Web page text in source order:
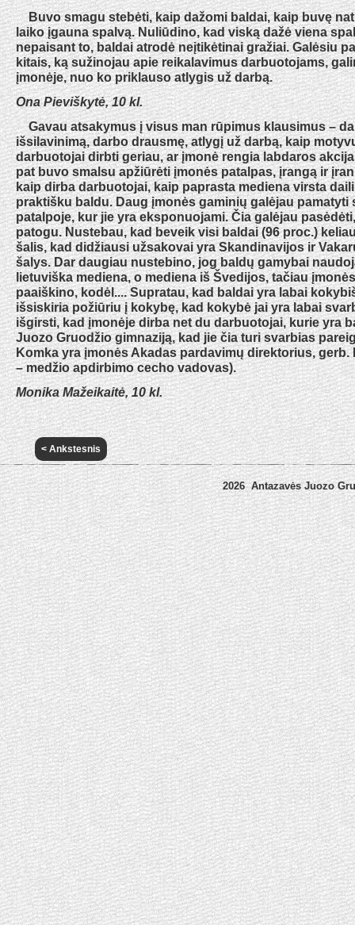
Buvo smagu stebėti, kaip dažomi baldai, kaip buvę
laiko įgauna spalvą. Nuliūdino, kad viską dažė viena
nepaisant to, baldai atrodė neįtikėtinai gražiai. Galėsiu
kitais, ką sužinojau apie reikalavimus darbuotojams,
įmonėje, nuo ko priklauso atlygis už darbą.
Ona Pieviškytė, 10 kl.
Gavau atsakymus į visus man rūpimus klausimus –
išsilavinimą, darbo drausmę, atlygį už darbą, kaip
darbuotojai dirbti geriau, ar įmonė rengia labdaros
pat buvo smalsu apžiūrėti įmonės patalpas, įrangą ir
kaip dirba darbuotojai, kaip paprasta mediena virsta
praktišku baldu. Daug įmonės gaminių galėjau pamatyti
patalpoje, kur jie yra eksponuojami. Čia galėjau
patogu. Nustebau, kad beveik visi baldai (96 proc.)
šalis, kad didžiausi užsakovai yra Skandinavijos ir
šalys. Dar daugiau nustebino, jog baldų gamybai
lietuviška mediena, o mediena iš Švedijos, tačiau
paaiškino, kodėl.... Supratau, kad baldai yra labai
išsiskiria požiūriu į kokybę, kad kokybė jai yra labai
išgirsti, kad įmonėje dirba net du darbuotojai, kurie yra
Juozo Gruodžio gimnaziją, kad jie čia turi svarbias
Komka yra įmonės Akadas pardavimų direktorius, gerb.
– medžio apdirbimo cecho vadovas).
Monika Mažeikaitė, 10 kl.
< Ankstesnis
2026 Antazavės Juozo